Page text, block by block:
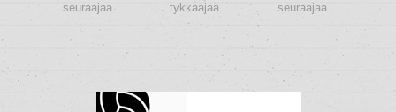
seuraajaa tykkääjää seuraajaa